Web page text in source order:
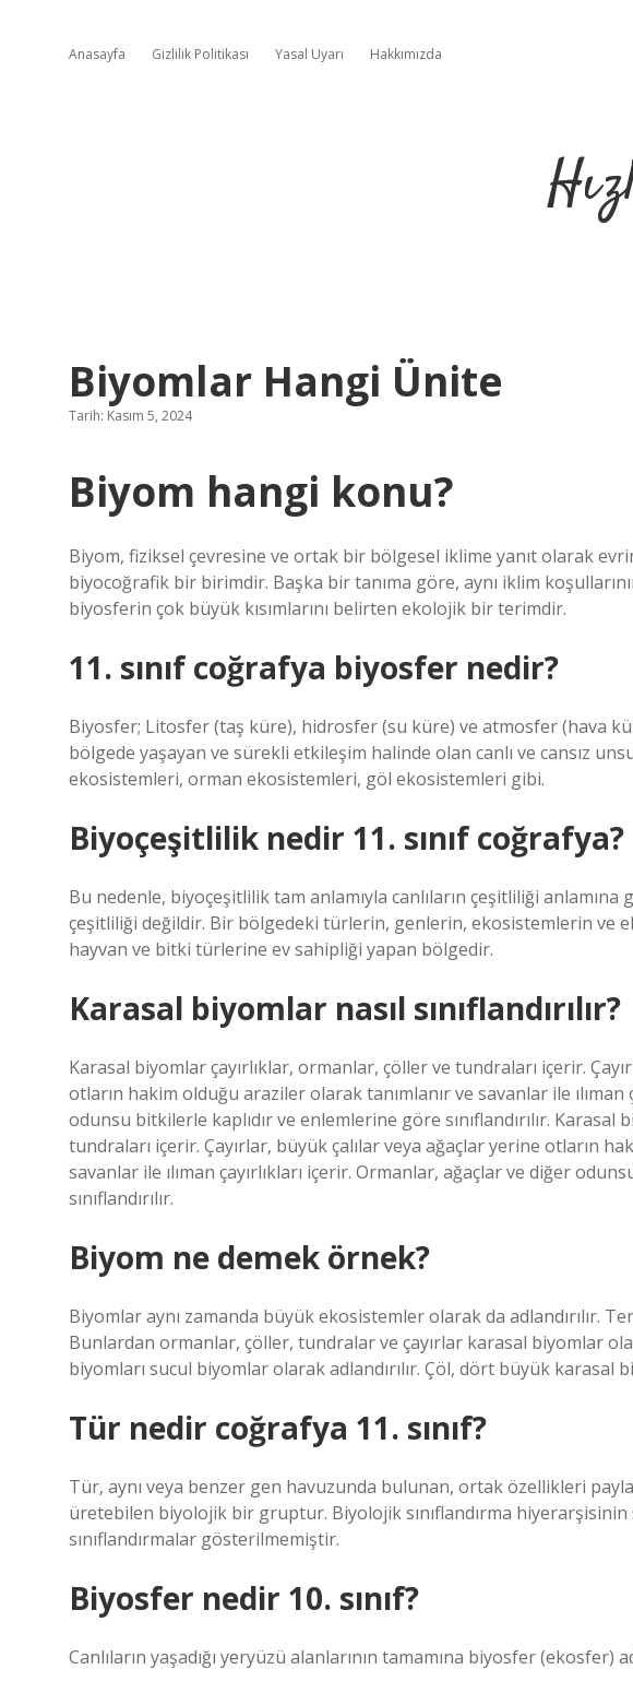
Anasayfa Gizlilik Politikası Yasal Uyarı Hakkımızda
Biyomlar Hangi Ünite
Tarih: Kasım 5, 2024
Biyom hangi konu?
Biyom, fiziksel çevresine ve ortak bir bölgesel iklime yanıt olarak
biyocoğrafik bir birimdir. Başka bir tanıma göre, aynı iklim
biyosferin çok büyük kısımlarını belirten ekolojik bir terimdir.
11. sınıf coğrafya biyosfer nedir?
Biyosfer; Litosfer (taş küre), hidrosfer (su küre) ve atmosfer (hava
bölgede yaşayan ve sürekli etkileşim halinde olan canlı ve cansız
ekosistemleri, orman ekosistemleri, göl ekosistemleri gibi.
Biyoçeşitlilik nedir 11. sınıf coğrafya?
Bu nedenle, biyoçeşitlilik tam anlamıyla canlıların çeşitliliği anlamına
çeşitliliği değildir. Bir bölgedeki türlerin, genlerin, ekosistemlerin ve
hayvan ve bitki türlerine ev sahipliği yapan bölgedir.
Karasal biyomlar nasıl sınıflandırılır?
Karasal biyomlar çayırlıklar, ormanlar, çöller ve tundraları içerir.
otların hakim olduğu araziler olarak tanımlanır ve savanlar ile ılıman
odunsu bitkilerle kaplıdır ve enlemlerine göre sınıflandırılır. Karasal
tundraları içerir. Çayırlar, büyük çalılar veya ağaçlar yerine otların
savanlar ile ılıman çayırlıkları içerir. Ormanlar, ağaçlar ve diğer
sınıflandırılır.
Biyom ne demek örnek?
Biyomlar aynı zamanda büyük ekosistemler olarak da adlandırılır.
Bunlardan ormanlar, çöller, tundralar ve çayırlar karasal biyomlar
biyomları sucul biyomlar olarak adlandırılır. Çöl, dört büyük karasal
Tür nedir coğrafya 11. sınıf?
Tür, aynı veya benzer gen havuzunda bulunan, ortak özellikleri
üretebilen biyolojik bir gruptur. Biyolojik sınıflandırma
sınıflandırmalar gösterilmemiştir.
Biyosfer nedir 10. sınıf?
Canlıların yaşadığı yeryüzü alanlarının tamamına biyosfer (ekosfer)